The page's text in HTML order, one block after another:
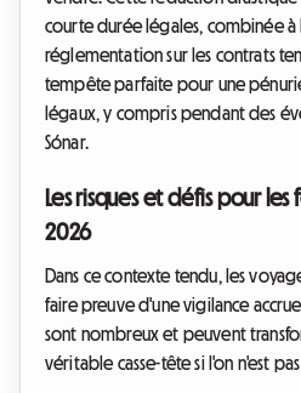
courte durée légales, combinée à
réglementation sur les contrats
tempête parfaite pour une
légaux, y compris pendant des
Sónar.
Les risques et défis pour les
2026
Dans ce contexte tendu, les
faire preuve d'une vigilance
sont nombreux et peuvent
véritable casse-tête si l'on n'est